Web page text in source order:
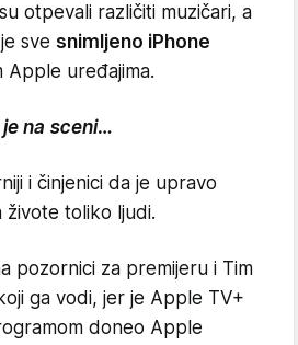
otpevali različiti muzičari, a
sve snimljeno iPhone
Apple uređajima.
je na sceni…
i činjenici da je upravo
živote toliko ljudi.
pozornici za premijeru i Tim
ga vodi, jer je Apple TV+
doneo Apple